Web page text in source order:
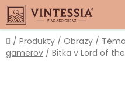
Prejsť
na
obsah
Domov
/ Produkty / Obrazy /
gamerov / Bitka v Lord of